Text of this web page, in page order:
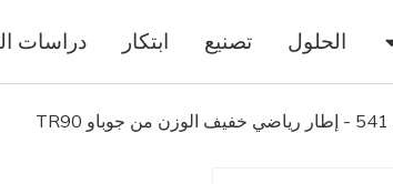
الحلول تصنيع ابتكار دراسات